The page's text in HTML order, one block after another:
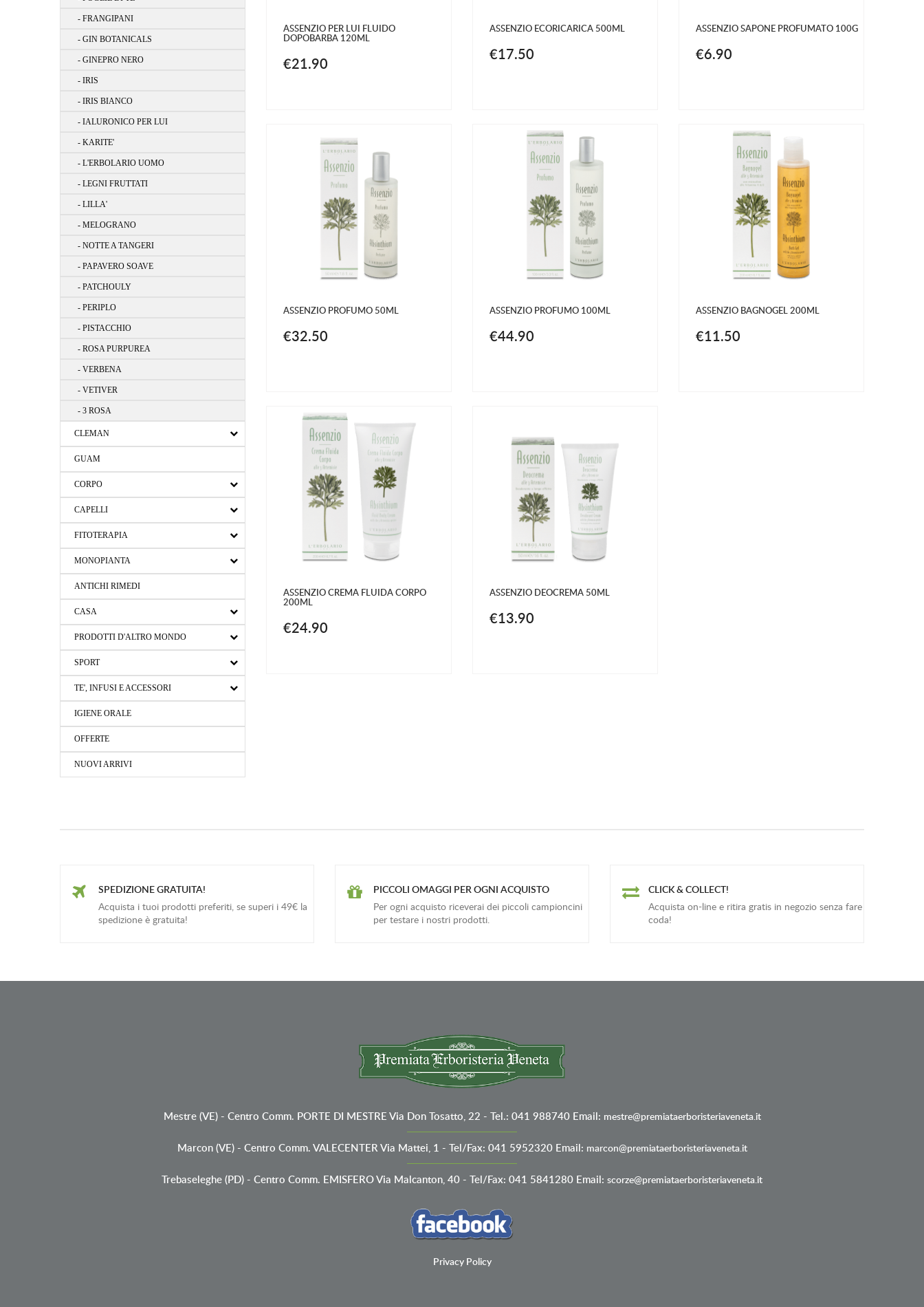
- FRANGIPANI
- GIN BOTANICALS
- GINEPRO NERO
- IRIS
- IRIS BIANCO
- IALURONICO PER LUI
- KARITE'
- L'ERBOLARIO UOMO
- LEGNI FRUTTATI
- LILLA'
- MELOGRANO
- NOTTE A TANGERI
- PAPAVERO SOAVE
- PATCHOULY
- PERIPLO
- PISTACCHIO
- ROSA PURPUREA
- VERBENA
- VETIVER
- 3 ROSA
CLEMAN
GUAM
CORPO
CAPELLI
FITOTERAPIA
MONOPIANTA
ANTICHI RIMEDI
CASA
PRODOTTI D'ALTRO MONDO
SPORT
TE', INFUSI E ACCESSORI
IGIENE ORALE
OFFERTE
NUOVI ARRIVI
ASSENZIO PER LUI FLUIDO
DOPOBARBA 120ML
€21.90
ASSENZIO ECORICARICA 500ML
€17.50
ASSENZIO SAPONE PROFUMATO 100G
€6.90
ASSENZIO PROFUMO 50ML
€32.50
ASSENZIO PROFUMO 100ML
€44.90
ASSENZIO BAGNOGEL 200ML
€11.50
ASSENZIO CREMA FLUIDA CORPO
200ML
€24.90
ASSENZIO DEOCREMA 50ML
€13.90
SPEDIZIONE GRATUITA!
Acquista i tuoi prodotti preferiti, se superi i 49€ la
spedizione è gratuita!
PICCOLI OMAGGI PER OGNI ACQUISTO
Per ogni acquisto riceverai dei piccoli campioncini
per testare i nostri prodotti.
CLICK & COLLECT!
Acquista on-line e ritira gratis in negozio senza fare
coda!
Mestre (VE)- Centro Comm. PORTE DI MESTREVia Don Tosatto, 22 - Tel.: 041 988740 Email: mestre@premiataerboristeriaveneta.it
Marcon (VE)- Centro Comm. VALECENTERVia Mattei, 1 - Tel/Fax: 041 5952320 Email: marcon@premiataerboristeriaveneta.it
Trebaseleghe (PD) - Centro Comm. EMISFEROVia Malcanton, 40 - Tel/Fax: 041 5841280 Email: scorze@premiataerboristeriaveneta.it
Privacy Policy